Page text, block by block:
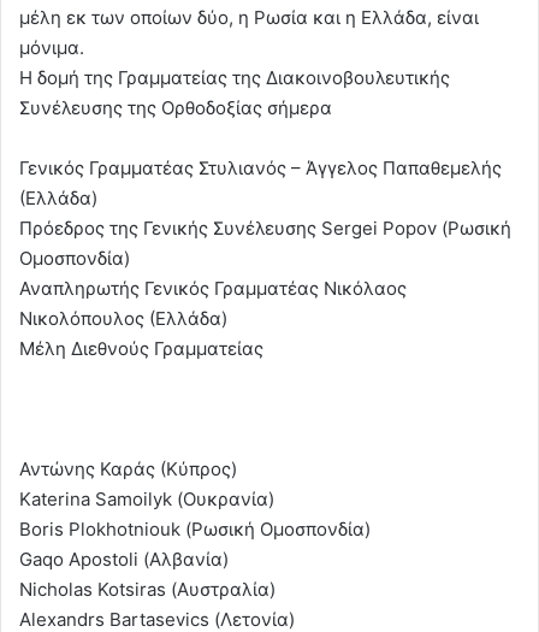
μέλη εκ των οποίων δύο, η Ρωσία και η Ελλάδα, είναι
μόνιμα.
Η δομή της Γραμματείας της Διακοινοβουλευτικής
Συνέλευσης της Ορθοδοξίας σήμερα
Γενικός Γραμματέας Στυλιανός – Άγγελος Παπαθεμελής
(Ελλάδα)
Πρόεδρος της Γενικής Συνέλευσης Sergei Popov (Ρωσική
Ομοσπονδία)
Αναπληρωτής Γενικός Γραμματέας Νικόλαος
Νικολόπουλος (Ελλάδα)
Μέλη Διεθνούς Γραμματείας
Αντώνης Καράς (Κύπρος)
Katerina Samoilyk (Ουκρανία)
Boris Plokhotniouk (Ρωσική Ομοσπονδία)
Gaqo Apostoli (Αλβανία)
Nicholas Kotsiras (Αυστραλία)
Alexandrs Bartasevics (Λετονία)